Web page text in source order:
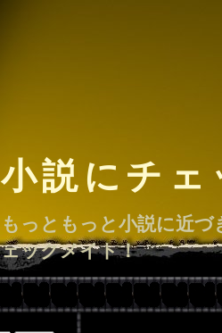
小説にチ
もっともっと小説に近
ェックメイト！